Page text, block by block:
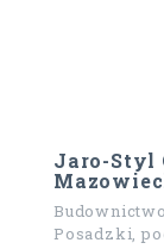
Jaro-Styl
Posadzki,